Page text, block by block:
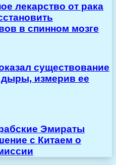
лекарство от рака
в спинном мозге
существование
измерив ее
Эмираты
с Китаем о